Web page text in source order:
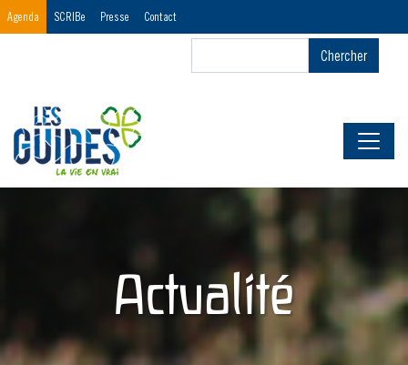
Menu
Agenda SCRIBe Presse Contact
Chercher
Actualité